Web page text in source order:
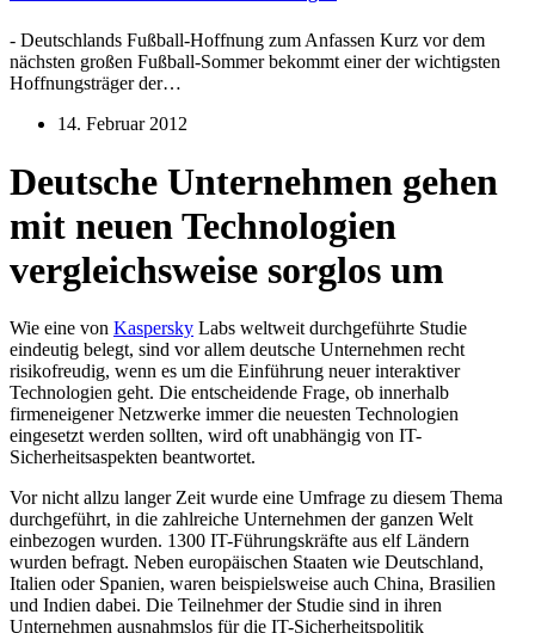
- Deutschlands Fußball-Hoffnung zum Anfassen Kurz vor dem
nächsten großen Fußball-Sommer bekommt einer der wichtigsten
Hoffnungsträger der…
14. Februar 2012
Deutsche Unternehmen gehen
mit neuen Technologien
vergleichsweise sorglos um
Wie eine von Kaspersky Labs weltweit durchgeführte Studie
eindeutig belegt, sind vor allem deutsche Unternehmen recht
risikofreudig, wenn es um die Einführung neuer interaktiver
Technologien geht. Die entscheidende Frage, ob innerhalb
firmeneigener Netzwerke immer die neuesten Technologien
eingesetzt werden sollten, wird oft unabhängig von IT-
Sicherheitsaspekten beantwortet.
Vor nicht allzu langer Zeit wurde eine Umfrage zu diesem Thema
durchgeführt, in die zahlreiche Unternehmen der ganzen Welt
einbezogen wurden. 1300 IT-Führungskräfte aus elf Ländern
wurden befragt. Neben europäischen Staaten wie Deutschland,
Italien oder Spanien, waren beispielsweise auch China, Brasilien
und Indien dabei. Die Teilnehmer der Studie sind in ihren
Unternehmen ausnahmslos für die IT-Sicherheitspolitik